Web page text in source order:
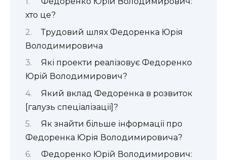
хто це?
Трудовий шлях Федоренка Юрія
Володимировича
Які проекти реалізовує Федоренко
Юрій Володимирович?
Який вклад Федоренка в розвиток
[галузь спеціалізації]?
Як знайти більше інформації про
Федоренка Юрія Володимировича?
Федоренко Юрій Володимирович: